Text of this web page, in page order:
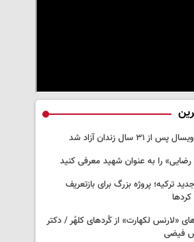
از ۳۱ سال زندان آزاد شد
رضایی» را به عنوان شهید معرفی کنید
ترکیه؛ پروژه بزرگ‌ برای بازتعریف
«لارنس لکهارت» از کُردهای کلهُر / دکتر
فیضی